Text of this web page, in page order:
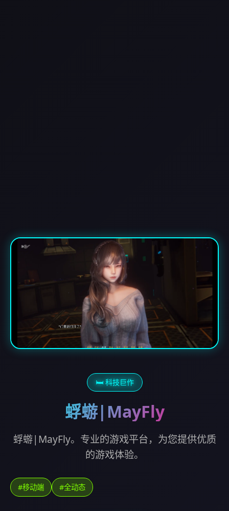
🛏️ 科技巨作
蜉蝣|MayFly
蜉蝣|MayFly。专业的游戏平台，为您提供优质
的游戏体验。
#移动端 #全动态